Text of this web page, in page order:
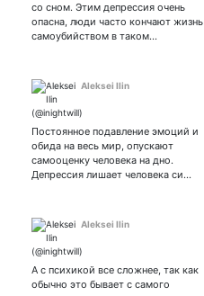
со сном. Этим депрессия очень
опасна, люди часто кончают жизнь
самоубийством в таком…
Aleksei Ilin
Постоянное подавление эмоций и
обида на весь мир, опускают
самооценку человека на дно.
Депрессия лишает человека си…
Aleksei Ilin
А с психикой все сложнее, так как
обычно это бывает с самого